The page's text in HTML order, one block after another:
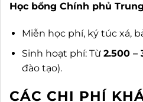
Học bổng Chính phủ
Miễn học phí, ký túc xá,
Sinh hoạt phí: Từ 2.500 –
đào tạo).
CÁC CHI PHÍ